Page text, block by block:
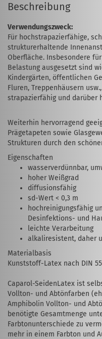
Beschreibung
Verwendungszweck:
Für hochstrapazierfähige,
strukturerhaltende
Oberfläche. Insbesondere
Belastung ausgesetzt sind
Kindergärten, öffentlichen
Fluren, Treppenhäusern
strapazierfähig und darüber
Weiterhin hervorragend
Prägetapeten sowie
Strukturen durch den
Eigenschaften
wasserverdünnbar,
hoher Weißgrad
diffusionsfähig
sd-Wert < 0,3 m
hochreinigungsfähig
Desinfektions- und
leichte Verarbeitung
alkaliresistent, daher
Materialbasis
Kunststoff-Latex nach DIN
Caparol-SeidenLatex ist
Vollton- und Abtönfarben
Amphibolin Vollton- und
benötigte Gesamt­menge
Farbtonunter­­schiede zu
mehr in einem Farbton und